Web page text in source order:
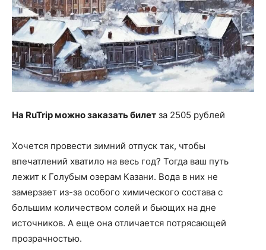
На RuTrip можно заказать билет за 2505 рублей
Хочется провести зимний отпуск так, чтобы
впечатлений хватило на весь год? Тогда ваш путь
лежит к Голубым озерам Казани. Вода в них не
замерзает из-за особого химического состава с
большим количеством солей и бьющих на дне
источников. А еще она отличается потрясающей
прозрачностью.